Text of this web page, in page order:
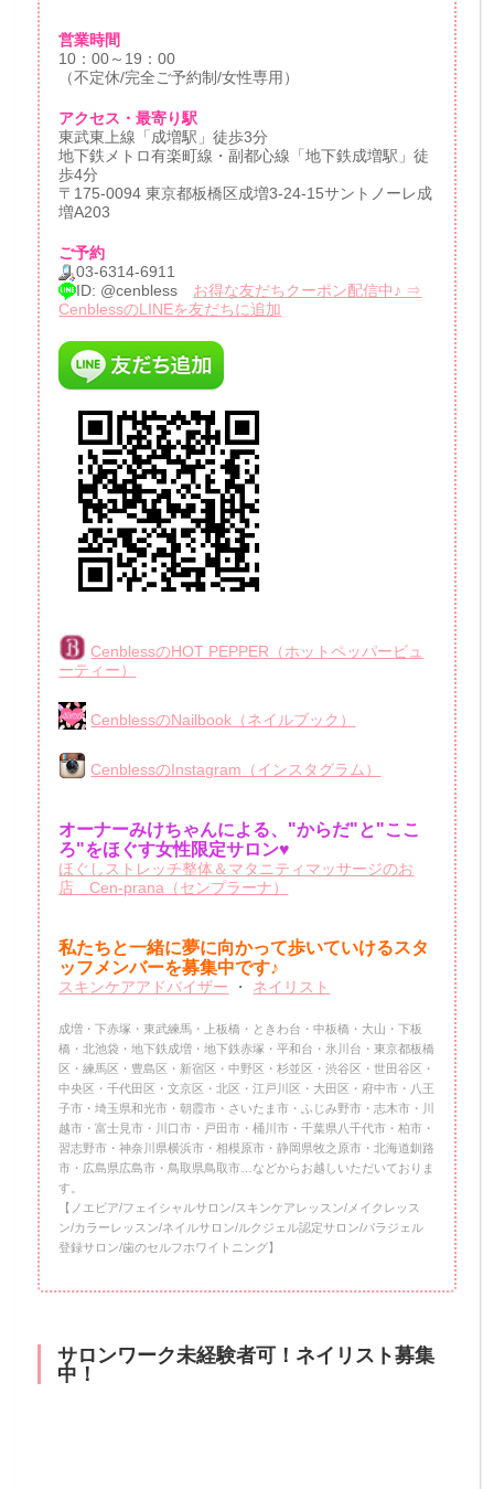
営業時間
10：00～19：00
（不定休/完全ご予約制/女性専用）
アクセス・最寄り駅
東武東上線「成増駅」徒歩3分
地下鉄メトロ有楽町線・副都心線「地下鉄成増駅」徒
歩4分
〒175-0094 東京都板橋区成増3-24-15サントノーレ成
増A203
ご予約
03-6314-6911
ID: @cenbless お得な友だちクーポン配信中♪ ⇒
CenblessのLINEを友だちに追加
CenblessのHOT PEPPER（ホットペッパービュ
ーティー）
CenblessのNailbook（ネイルブック）
CenblessのInstagram（インスタグラム）
オーナーみけちゃんによる、"からだ"と"ここ
ろ"をほぐす女性限定サロン♥
ほぐしストレッチ整体＆マタニティマッサージのお
店 Cen-prana（センプラーナ）
私たちと一緒に夢に向かって歩いていけるスタ
ッフメンバーを募集中です♪
スキンケアアドバイザー ・ ネイリスト
成増・下赤塚・東武練馬・上板橋・ときわ台・中板橋・大山・下板
橋・北池袋・地下鉄成増・地下鉄赤塚・平和台・氷川台・東京都板橋
区・練馬区・豊島区・新宿区・中野区・杉並区・渋谷区・世田谷区・
中央区・千代田区・文京区・北区・江戸川区・大田区・府中市・八王
子市・埼玉県和光市・朝霞市・さいたま市・ふじみ野市・志木市・川
越市・富士見市・川口市・戸田市・桶川市・千葉県八千代市・柏市・
習志野市・神奈川県横浜市・相模原市・静岡県牧之原市・北海道釧路
市・広島県広島市・鳥取県鳥取市…などからお越しいただいておりま
す。
【ノエビア/フェイシャルサロン/スキンケアレッスン/メイクレッス
ン/カラーレッスン/ネイルサロン/ルクジェル認定サロン/パラジェル
登録サロン/歯のセルフホワイトニング】
サロンワーク未経験者可！ネイリスト募集
中！